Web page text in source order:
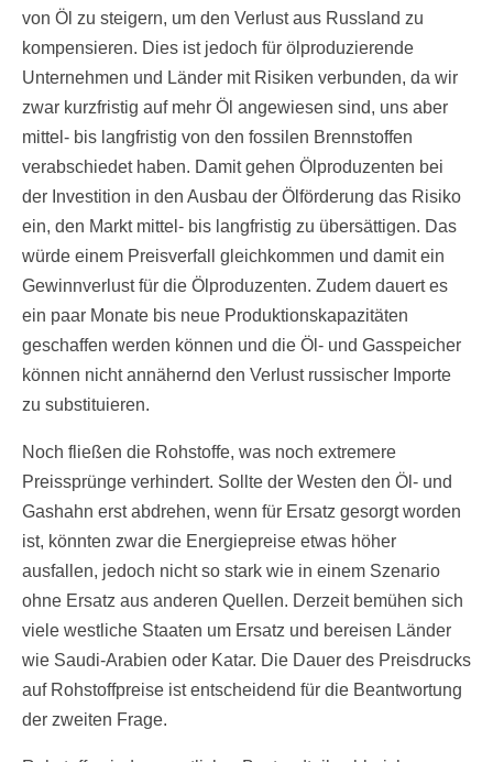
von Öl zu steigern, um den Verlust aus Russland zu
kompensieren. Dies ist jedoch für ölproduzierende
Unternehmen und Länder mit Risiken verbunden, da wir
zwar kurzfristig auf mehr Öl angewiesen sind, uns aber
mittel- bis langfristig von den fossilen Brennstoffen
verabschiedet haben. Damit gehen Ölproduzenten bei
der Investition in den Ausbau der Ölförderung das Risiko
ein, den Markt mittel- bis langfristig zu übersättigen. Das
würde einem Preisverfall gleichkommen und damit ein
Gewinnverlust für die Ölproduzenten. Zudem dauert es
ein paar Monate bis neue Produktionskapazitäten
geschaffen werden können und die Öl- und Gasspeicher
können nicht annähernd den Verlust russischer Importe
zu substituieren.
Noch fließen die Rohstoffe, was noch extremere
Preissprünge verhindert. Sollte der Westen den Öl- und
Gashahn erst abdrehen, wenn für Ersatz gesorgt worden
ist, könnten zwar die Energiepreise etwas höher
ausfallen, jedoch nicht so stark wie in einem Szenario
ohne Ersatz aus anderen Quellen. Derzeit bemühen sich
viele westliche Staaten um Ersatz und bereisen Länder
wie Saudi-Arabien oder Katar. Die Dauer des Preisdrucks
auf Rohstoffpreise ist entscheidend für die Beantwortung
der zweiten Frage.